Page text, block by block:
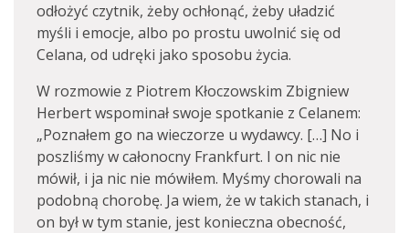
odłożyć czytnik, żeby ochłonąć, żeby uładzić
myśli i emocje, albo po prostu uwolnić się od
Celana, od udręki jako sposobu życia.
W rozmowie z Piotrem Kłoczowskim Zbigniew
Herbert wspominał swoje spotkanie z Celanem:
„Poznałem go na wieczorze u wydawcy. […] No i
poszliśmy w całonocny Frankfurt. I on nic nie
mówił, i ja nic nie mówiłem. Myśmy chorowali na
podobną chorobę. Ja wiem, że w takich stanach, i
on był w tym stanie, jest konieczna obecność,